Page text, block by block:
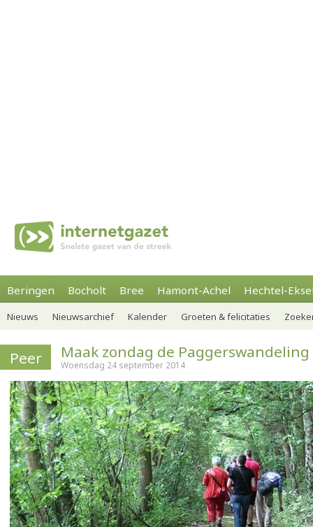
Beringen Bocholt Bree Hamont-Achel Hechtel-
Nieuws Nieuwsarchief Kalender Groeten & felicitaties
Peer Maak zondag de Paggerswandeling
Woensdag 24 september 2014